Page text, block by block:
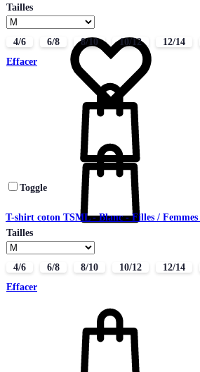
Tailles
4/6 6/8 8/10 10/12 12/14
Effacer
Toggle
T-shirt coton TSML - Blanc - Filles / Femmes
Tailles
4/6 6/8 8/10 10/12 12/14
Effacer